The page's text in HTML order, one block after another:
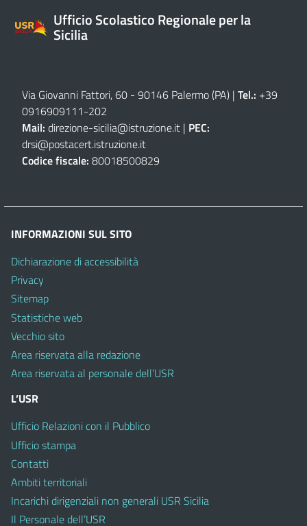
Ufficio Scolastico Regionale per la
Sicilia
Via Giovanni Fattori, 60 - 90146 Palermo (PA) | Tel.: +39
0916909111-202
Mail: direzione-sicilia@istruzione.it | PEC:
drsi@postacert.istruzione.it
Codice fiscale: 80018500829
INFORMAZIONI SUL SITO
Dichiarazione di accessibilità
Privacy
Sitemap
Statistiche web
Vecchio sito
Area riservata alla redazione
Area riservata al personale dell’USR
L’USR
Ufficio Relazioni con il Pubblico
Ufficio stampa
Contatti
Ambiti territoriali
Incarichi dirigenziali non generali USR Sicilia
Il Personale dell’USR